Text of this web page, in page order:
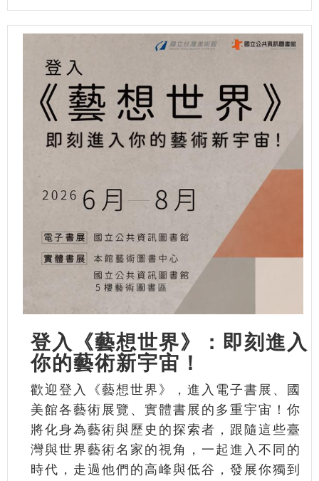
登入《藝想世界》：即刻進入
你的藝術新宇宙！
歡迎登入《藝想世界》，進入電子書展、國
美館各藝術展覽、實體書展的多重宇宙！你
將化身為藝術與歷史的探索者，跟隨這些臺
灣與世界藝術名家的視角，一起進入不同的
時代，走過他們的高峰與低谷，發展你獨到